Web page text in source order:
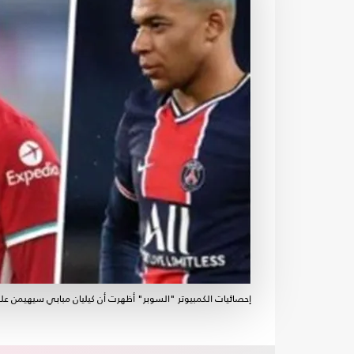
إحصائيات الكمبيوتر "السوبر" أظهرت أن كيليان مبابي سيهيمن على 6 ألقاب خلال السنوات العشر القادمة-